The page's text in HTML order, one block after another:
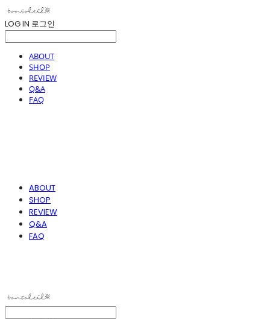
LOG IN 로그인
ABOUT
SHOP
REVIEW
Q&A
FAQ
ABOUT
SHOP
REVIEW
Q&A
FAQ